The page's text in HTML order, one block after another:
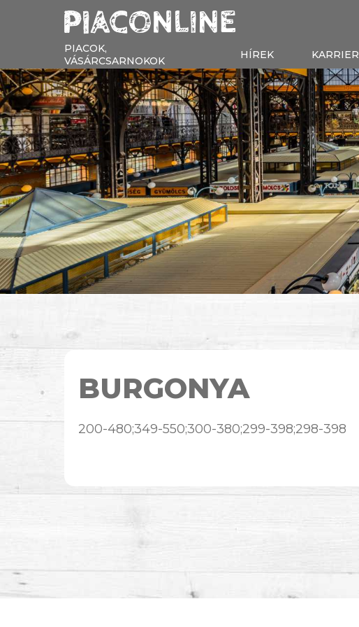
PIACOK,
VÁSÁRCSARNOKOK
HÍREK KARRIER
BURGONYA
200-480;349-550;300-380;299-398;298-398